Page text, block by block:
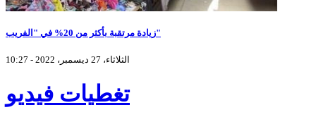
زيادة مرتقبة بأكثر من 20% في "الفريب"
الثلاثاء، 27 ديسمبر، 2022 - 10:27
تغطيات فيديو